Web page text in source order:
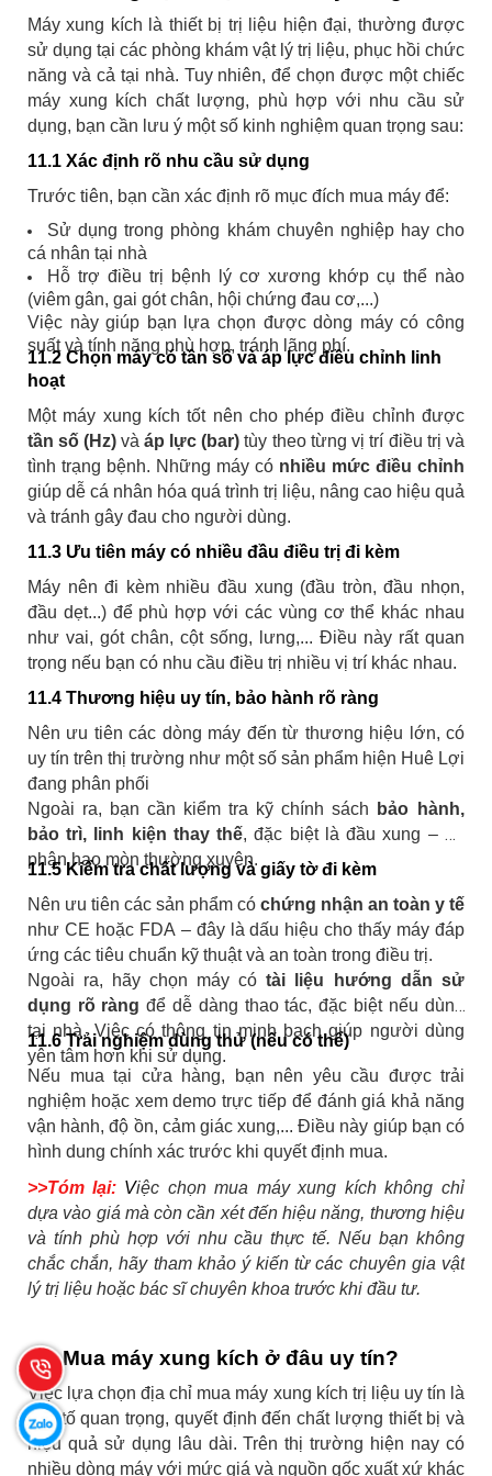
Máy xung kích là thiết bị trị liệu hiện đại, thường được
sử dụng tại các phòng khám vật lý trị liệu, phục hồi chức
năng và cả tại nhà. Tuy nhiên, để chọn được một chiếc
máy xung kích chất lượng, phù hợp với nhu cầu sử
dụng, bạn cần lưu ý một số kinh nghiệm quan trọng sau:
11.1 Xác định rõ nhu cầu sử dụng
Trước tiên, bạn cần xác định rõ mục đích mua máy để:
Sử dụng trong phòng khám chuyên nghiệp hay cho
cá nhân tại nhà
Hỗ trợ điều trị bệnh lý cơ xương khớp cụ thể nào
(viêm gân, gai gót chân, hội chứng đau cơ,...)
Việc này giúp bạn lựa chọn được dòng máy có công
suất và tính năng phù hợp, tránh lãng phí.
11.2 Chọn máy có tần số và áp lực điều chỉnh linh
hoạt
Một máy xung kích tốt nên cho phép điều chỉnh được
tần số (Hz) và áp lực (bar) tùy theo từng vị trí điều trị và
tình trạng bệnh. Những máy có nhiều mức điều chỉnh
giúp dễ cá nhân hóa quá trình trị liệu, nâng cao hiệu quả
và tránh gây đau cho người dùng.
11.3 Ưu tiên máy có nhiều đầu điều trị đi kèm
Máy nên đi kèm nhiều đầu xung (đầu tròn, đầu nhọn,
đầu dẹt...) để phù hợp với các vùng cơ thể khác nhau
như vai, gót chân, cột sống, lưng,... Điều này rất quan
trọng nếu bạn có nhu cầu điều trị nhiều vị trí khác nhau.
11.4 Thương hiệu uy tín, bảo hành rõ ràng
Nên ưu tiên các dòng máy đến từ thương hiệu lớn, có
uy tín trên thị trường như một số sản phẩm hiện Huê Lợi
đang phân phối
Ngoài ra, bạn cần kiểm tra kỹ chính sách
bảo hành,
bảo trì, linh kiện thay thế, đặc biệt là đầu xung – bộ
phận hao mòn thường xuyên.
11.5 Kiểm tra chất lượng và giấy tờ đi kèm
Nên ưu tiên các sản phẩm có chứng nhận an toàn y tế
như CE hoặc FDA – đây là dấu hiệu cho thấy máy đáp
ứng các tiêu chuẩn kỹ thuật và an toàn trong điều trị.
Ngoài ra, hãy chọn máy có tài liệu hướng dẫn sử
dụng rõ ràng để dễ dàng thao tác, đặc biệt nếu dùng
tại nhà. Việc có thông tin minh bạch giúp người dùng
yên tâm hơn khi sử dụng.
11.6 Trải nghiệm dùng thử (nếu có thể)
Nếu mua tại cửa hàng, bạn nên yêu cầu được trải
nghiệm hoặc xem demo trực tiếp để đánh giá khả năng
vận hành, độ ồn, cảm giác xung,... Điều này giúp bạn có
hình dung chính xác trước khi quyết định mua.
>>Tóm lại: Việc chọn mua máy xung kích không chỉ
dựa vào giá mà còn cần xét đến hiệu năng, thương hiệu
và tính phù hợp với nhu cầu thực tế. Nếu bạn không
chắc chắn, hãy tham khảo ý kiến từ các chuyên gia vật
lý trị liệu hoặc bác sĩ chuyên khoa trước khi đầu tư.
12. Mua máy xung kích ở đâu uy tín?
Việc lựa chọn địa chỉ mua máy xung kích trị liệu uy tín là
yếu tố quan trọng, quyết định đến chất lượng thiết bị và
hiệu quả sử dụng lâu dài. Trên thị trường hiện nay có
nhiều dòng máy với mức giá và nguồn gốc xuất xứ khác